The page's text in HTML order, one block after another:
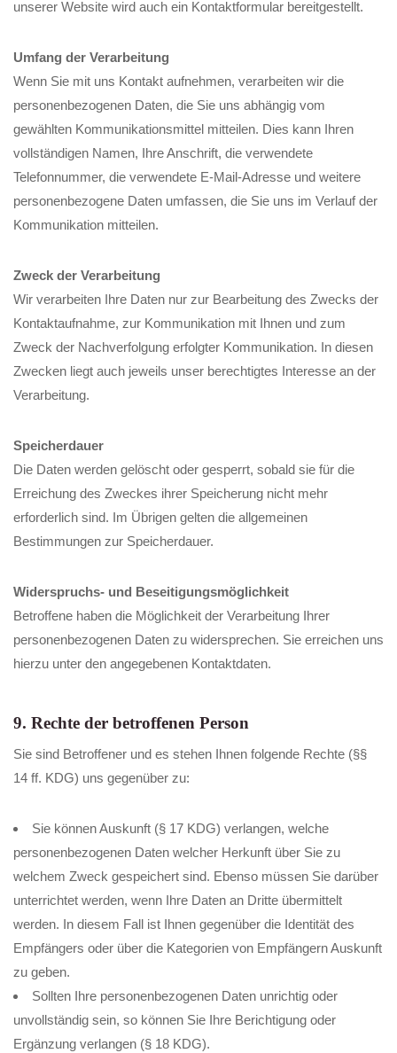
unserer Website wird auch ein Kontaktformular bereitgestellt.
Umfang der Verarbeitung
Wenn Sie mit uns Kontakt aufnehmen, verarbeiten wir die
personenbezogenen Daten, die Sie uns abhängig vom
gewählten Kommunikationsmittel mitteilen. Dies kann Ihren
vollständigen Namen, Ihre Anschrift, die verwendete
Telefonnummer, die verwendete E-Mail-Adresse und weitere
personenbezogene Daten umfassen, die Sie uns im Verlauf der
Kommunikation mitteilen.
Zweck der Verarbeitung
Wir verarbeiten Ihre Daten nur zur Bearbeitung des Zwecks der
Kontaktaufnahme, zur Kommunikation mit Ihnen und zum
Zweck der Nachverfolgung erfolgter Kommunikation. In diesen
Zwecken liegt auch jeweils unser berechtigtes Interesse an der
Verarbeitung.
Speicherdauer
Die Daten werden gelöscht oder gesperrt, sobald sie für die
Erreichung des Zweckes ihrer Speicherung nicht mehr
erforderlich sind. Im Übrigen gelten die allgemeinen
Bestimmungen zur Speicherdauer.
Widerspruchs- und Beseitigungsmöglichkeit
Betroffene haben die Möglichkeit der Verarbeitung Ihrer
personenbezogenen Daten zu widersprechen. Sie erreichen uns
hierzu unter den angegebenen Kontaktdaten.
9. Rechte der betroffenen Person
Sie sind Betroffener und es stehen Ihnen folgende Rechte (§§
14 ff. KDG) uns gegenüber zu:
Sie können Auskunft (§ 17 KDG) verlangen, welche
personenbezogenen Daten welcher Herkunft über Sie zu
welchem Zweck gespeichert sind. Ebenso müssen Sie darüber
unterrichtet werden, wenn Ihre Daten an Dritte übermittelt
werden. In diesem Fall ist Ihnen gegenüber die Identität des
Empfängers oder über die Kategorien von Empfängern Auskunft
zu geben.
Sollten Ihre personenbezogenen Daten unrichtig oder
unvollständig sein, so können Sie Ihre Berichtigung oder
Ergänzung verlangen (§ 18 KDG).